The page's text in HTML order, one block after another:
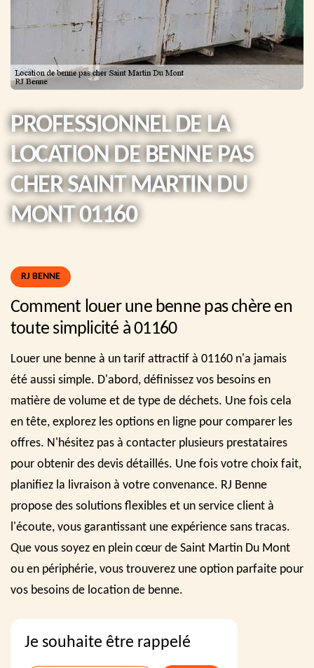
PROFESSIONNEL DE LA
LOCATION DE BENNE PAS
CHER SAINT MARTIN DU
MONT 01160
RJ BENNE
Comment louer une benne pas chère en
toute simplicité à 01160
Louer une benne à un tarif attractif à 01160 n'a jamais
été aussi simple. D'abord, définissez vos besoins en
matière de volume et de type de déchets. Une fois cela
en tête, explorez les options en ligne pour comparer les
offres. N'hésitez pas à contacter plusieurs prestataires
pour obtenir des devis détaillés. Une fois votre choix fait,
planifiez la livraison à votre convenance. RJ Benne
propose des solutions flexibles et un service client à
l'écoute, vous garantissant une expérience sans tracas.
Que vous soyez en plein cœur de Saint Martin Du Mont
ou en périphérie, vous trouverez une option parfaite pour
vos besoins de location de benne.
Je souhaite être rappelé